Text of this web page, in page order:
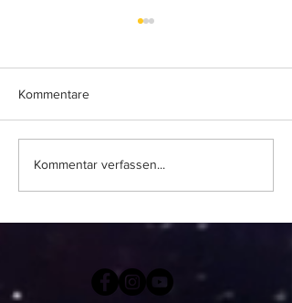
Kommentare
Kommentar verfassen...